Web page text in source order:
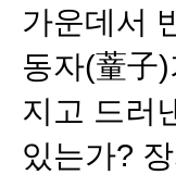
가운데서
동자(蕫子
지고 드러
있는가?